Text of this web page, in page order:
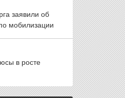
заявили об
мобилизации
в росте